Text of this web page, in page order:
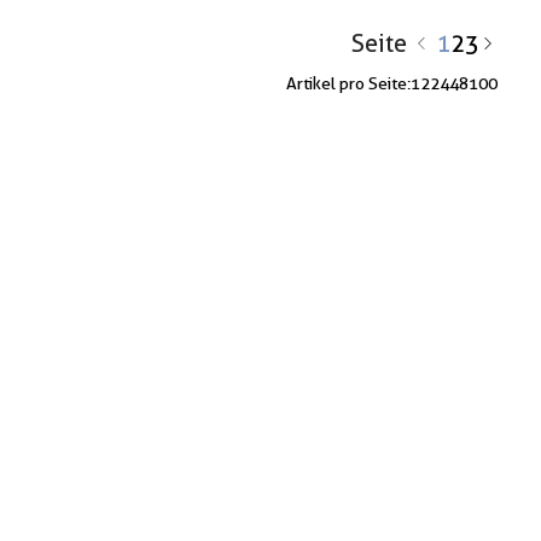
Seite 123
Artikel pro Seite:122448100